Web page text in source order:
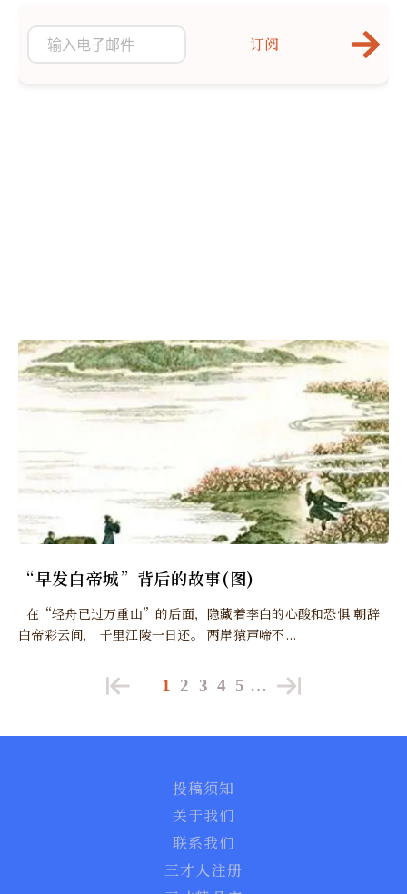
“早发白帝城”背后的故事(图)
白帝彩云间， 千里江陵一日还。 两岸猿声啼不...
订阅
1 2 3 4 5 …
投稿须知
关于我们
联系我们
三才人注册